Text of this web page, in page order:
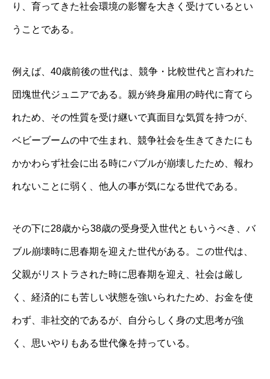
り、育ってきた社会環境の影響を大きく受けているとい
うことである。
例えば、40歳前後の世代は、競争・比較世代と言われた
団塊世代ジュニアである。親が終身雇用の時代に育てら
れため、その性質を受け継いで真面目な気質を持つが、
ベビーブームの中で生まれ、競争社会を生きてきたにも
かかわらず社会に出る時にバブルが崩壊したため、報わ
れないことに弱く、他人の事が気になる世代である。
その下に28歳から38歳の受身受入世代ともいうべき、バ
ブル崩壊時に思春期を迎えた世代がある。この世代は、
父親がリストラされた時に思春期を迎え、社会は厳し
く、経済的にも苦しい状態を強いられたため、お金を使
わず、非社交的であるが、自分らしく身の丈思考が強
く、思いやりもある世代像を持っている。